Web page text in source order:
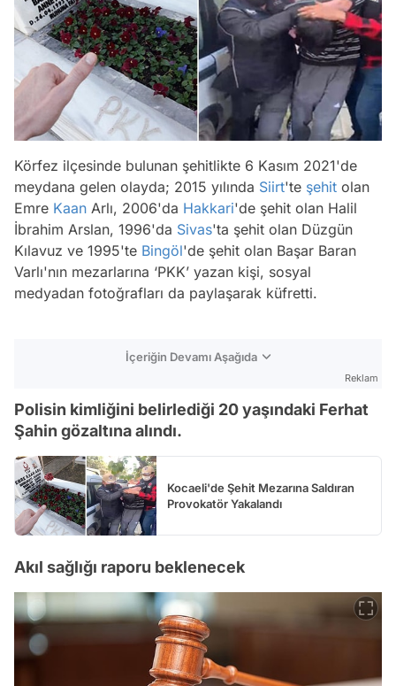
Körfez ilçesinde bulunan şehitlikte 6 Kasım 2021'de
meydana gelen olayda; 2015 yılında Siirt'te şehit olan
Emre Kaan Arlı, 2006'da Hakkari'de şehit olan Halil
İbrahim Arslan, 1996'da Sivas'ta şehit olan Düzgün
Kılavuz ve 1995'te Bingöl'de şehit olan Başar Baran
Varlı'nın mezarlarına ‘PKK’ yazan kişi, sosyal
medyadan fotoğrafları da paylaşarak küfretti.
İçeriğin Devamı Aşağıda
Reklam
Polisin kimliğini belirlediği 20 yaşındaki Ferhat
Şahin gözaltına alındı.
Kocaeli'de Şehit Mezarına Saldıran
Provokatör Yakalandı
Akıl sağlığı raporu beklenecek